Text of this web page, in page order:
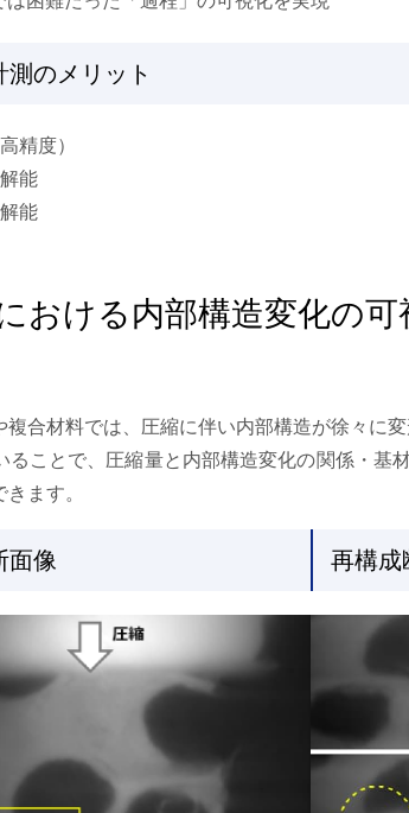
測のメリット
精度）
能
能
おける内部構造変化の可
複合材料では、圧縮に伴い内部構造が徐々に
ることで、圧縮量と内部構造変化の関係・基
ます。
面像 再構